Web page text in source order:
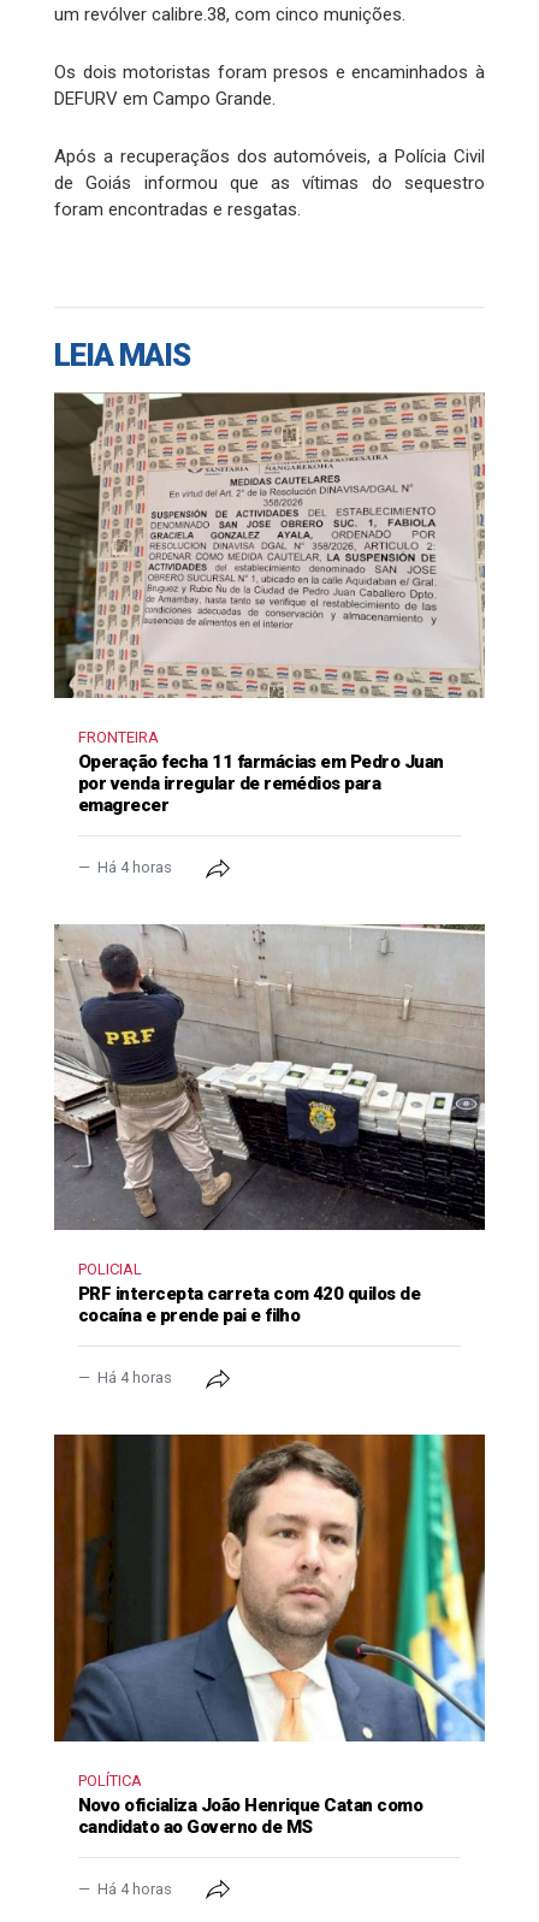
um revólver calibre.38, com cinco munições.
Os dois motoristas foram presos e encaminhados à
DEFURV em Campo Grande.
Após a recuperaçãos dos automóveis, a Polícia Civil
de Goiás informou que as vítimas do sequestro
foram encontradas e resgatas.
LEIA MAIS
FRONTEIRA
Operação fecha 11 farmácias em Pedro Juan
por venda irregular de remédios para
emagrecer
Há 4 horas
POLICIAL
PRF intercepta carreta com 420 quilos de
cocaína e prende pai e filho
Há 4 horas
POLÍTICA
Novo oficializa João Henrique Catan como
candidato ao Governo de MS
Há 4 horas